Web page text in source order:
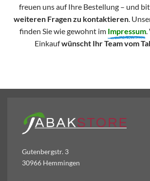
freuen uns auf Ihre Bestellung – und
weiteren Fragen zu kontaktieren.
finden Sie wie gewohnt im Impressum.
Einkaufwünscht Ihr Team vom
Gutenbergstr. 3
30966 Hemmingen